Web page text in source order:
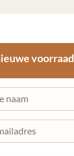
voorraad